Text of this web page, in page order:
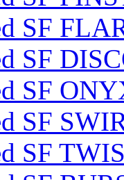
SF
SF
SF
SF
SF